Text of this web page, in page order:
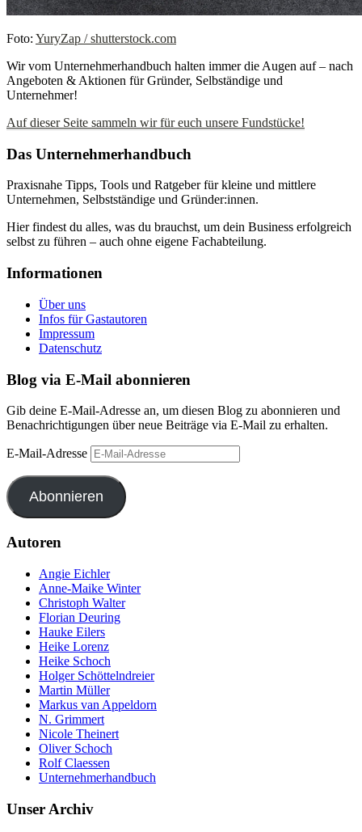
Foto: YuryZap / shutterstock.com
Wir vom Unternehmerhandbuch halten immer die Augen auf – nach
Angeboten & Aktionen für Gründer, Selbständige und
Unternehmer!
Auf dieser Seite sammeln wir für euch unsere Fundstücke!
Das Unternehmerhandbuch
Praxisnahe Tipps, Tools und Ratgeber für kleine und mittlere
Unternehmen, Selbstständige und Gründer:innen.
Hier findest du alles, was du brauchst, um dein Business erfolgreich
selbst zu führen – auch ohne eigene Fachabteilung.
Informationen
Über uns
Infos für Gastautoren
Impressum
Datenschutz
Blog via E-Mail abonnieren
Gib deine E-Mail-Adresse an, um diesen Blog zu abonnieren und
Benachrichtigungen über neue Beiträge via E-Mail zu erhalten.
E-Mail-Adresse
Abonnieren
Autoren
Angie Eichler
Anne-Maike Winter
Christoph Walter
Florian Deuring
Hauke Eilers
Heike Lorenz
Heike Schoch
Holger Schöttelndreier
Martin Müller
Markus van Appeldorn
N. Grimmert
Nicole Theinert
Oliver Schoch
Rolf Claessen
Unternehmerhandbuch
Unser Archiv